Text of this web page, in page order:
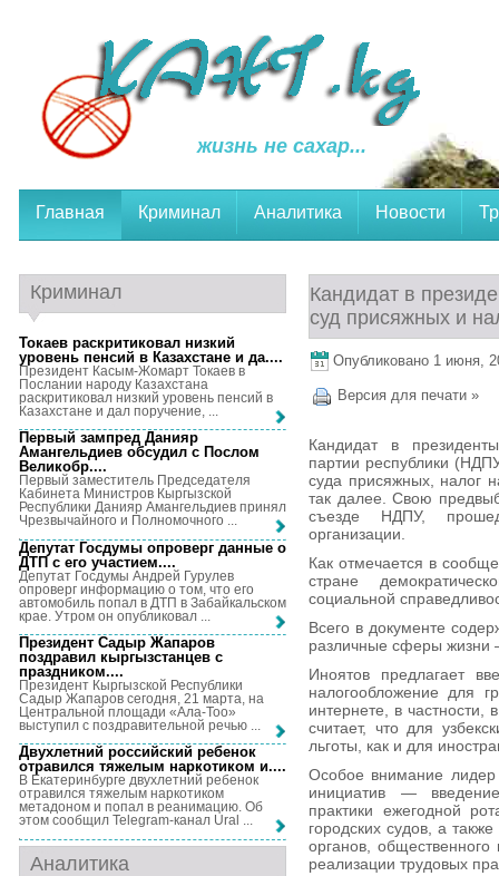
жизнь не сахар...
Главная Криминал Аналитика Новости
Кандидат в
суд присяжных и
Опубликовано 1 июня,
Версия для печати »
Кандидат в
партии республики
суда присяжных, налог
так далее. Свою
съезде НДПУ,
организации.
Как отмечается в
стране
социальной
Всего в документе
различные сферы жизни
Иноятов предлагает
налогообложение для
интернете, в частности,
считает, что для
льготы, как и для
Особое внимание
инициатив —
практики ежегодной
городских судов, а
органов,
реализации трудовых
Криминал
Токаев раскритиковал низкий
уровень пенсий в Казахстане и да....
Президент Касым-Жомарт Токаев в
Послании народу Казахстана
раскритиковал низкий уровень пенсий в
Казахстане и дал поручение, ...
Первый зампред Данияр
Амангельдиев обсудил с Послом
Великобр....
Первый заместитель Председателя
Кабинета Министров Кыргызской
Республики Данияр Амангельдиев принял
Чрезвычайного и Полномочного ...
Депутат Госдумы опроверг данные о
ДТП с его участием....
Депутат Госдумы Андрей Гурулев
опроверг информацию о том, что его
автомобиль попал в ДТП в Забайкальском
крае. Утром он опубликовал ...
Президент Садыр Жапаров
поздравил кыргызстанцев с
праздником....
Президент Кыргызской Республики
Садыр Жапаров сегодня, 21 марта, на
Центральной площади «Ала-Тоо»
выступил с поздравительной речью ...
Двухлетний российский ребенок
отравился тяжелым наркотиком и....
В Екатеринбурге двухлетний ребенок
отравился тяжелым наркотиком
метадоном и попал в реанимацию. Об
этом сообщил Telegram-канал Ural ...
Аналитика